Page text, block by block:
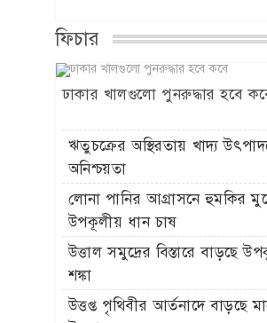
ফিচার
ঢাকার খালগুলো পুনরুদ্ধার হবে
ঋতুচক্রের অস্থিরতায় খাদ্য
অনিশ্চয়তা
লোনা পানির আগ্রাসনে হুমকির
উপকূলীয় ধান চাষ
উত্তাল সমুদ্রের বিস্তারে বাড়ছে
শঙ্কা
উত্তপ্ত পৃথিবীর আর্তনাদে বাড়ছে